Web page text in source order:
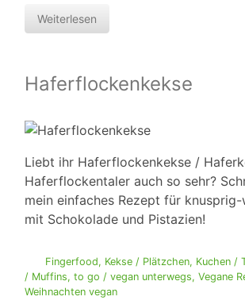
Weiterlesen
Haferflockenkekse
Liebt ihr Haferflockenkekse /
Haferflockentaler auch so sehr?
mein einfaches Rezept für knusprig-
mit Schokolade und Pistazien!
Fingerfood, Kekse / Plätzchen, Kuchen /
/ Muffins, to go / vegan unterwegs, Vegane
Weihnachten vegan